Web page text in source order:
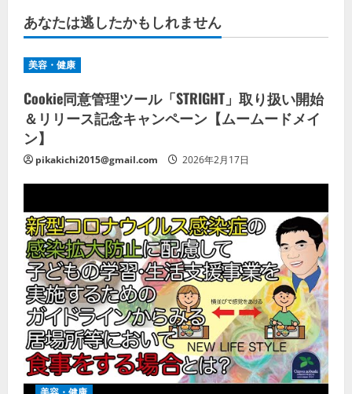
あなたは逃したかもしれません
美容・健康
Cookie同意管理ツール「STRIGHT」取り扱い開始
＆リリース記念キャンペーン【ムームードメイ
ン】
pikakichi2015@gmail.com 2026年2月17日